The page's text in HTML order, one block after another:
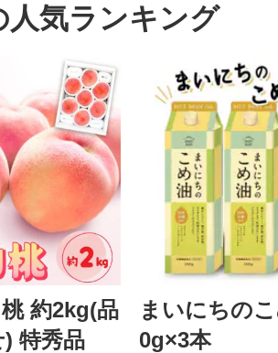
人気ランキング
約2kg(品
) 特秀品
まいにちの
0g×3本